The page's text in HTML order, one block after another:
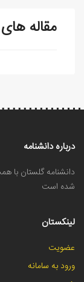
مقاله
درباره دانشنامه
دانشنامه گلستان با
شده است
لینکستان
عضویت
ورود به سامانه